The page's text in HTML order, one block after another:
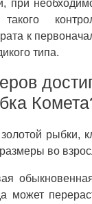
при
к
типа.
рыбки,
во
может